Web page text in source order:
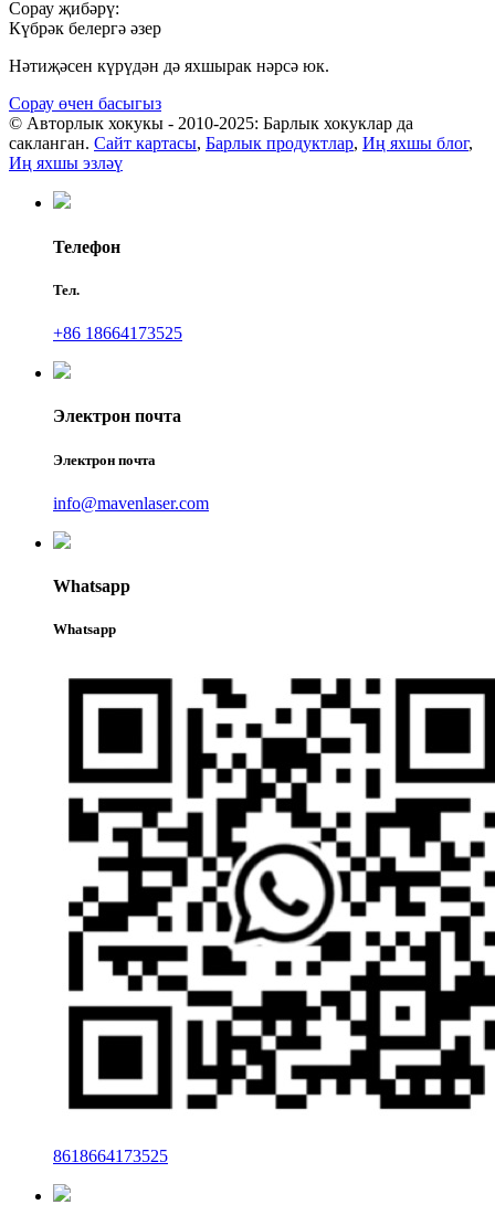
Сорау җибәрү:
Күбрәк белергә әзер
Нәтиҗәсен күрүдән дә яхшырак нәрсә юк.
Сорау өчен басыгыз
© Авторлык хокукы - 2010-2025: Барлык хокуклар да
сакланган. Сайт картасы, Барлык продуктлар, Иң яхшы блог,
Иң яхшы эзләү
Телефон
Тел.
+86 18664173525
Электрон почта
Электрон почта
info@mavenlaser.com
Whatsapp
Whatsapp
8618664173525